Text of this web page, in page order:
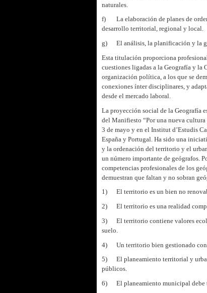
naturales.
f) La elaboración de planes de
desarrollo territorial, regional y local.
g) El análisis, la planificación y la
Esta titulación proporciona
cuestiones ligadas a la Geografía y la
organización política, a los que se
conexiones ínter disciplinares, y
desde el mercado laboral.
La proyección social de la Geografía
del Manifiesto “Por una nueva
3 de mayo y en el Institut d’Estudis
España y Portugal. Ha sido una
y la ordenación del territorio y el
un número importante de geógrafos.
competencias profesionales de los
demuestran que faltan y no sobran
1) El territorio es un bien no
2) El territorio es una realidad
3) El territorio contiene valores
suelo.
4) Un territorio bien gestionado
5) El planeamiento territorial y
públicos.
6) El planeamiento municipal debe